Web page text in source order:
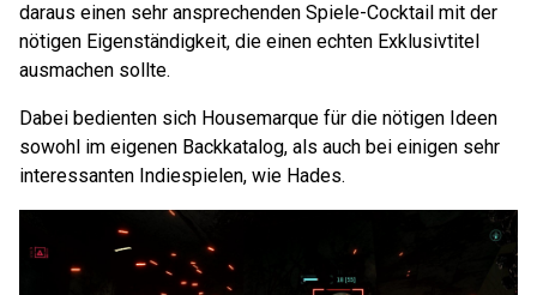
daraus einen sehr ansprechenden Spiele-Cocktail mit der
nötigen Eigenständigkeit, die einen echten Exklusivtitel
ausmachen sollte.
Dabei bedienten sich Housemarque für die nötigen Ideen
sowohl im eigenen Backkatalog, als auch bei einigen sehr
interessanten Indiespielen, wie Hades.